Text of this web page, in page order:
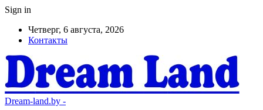
Sign in
Четверг, 6 августа, 2026
Контакты
Dream-land.by -